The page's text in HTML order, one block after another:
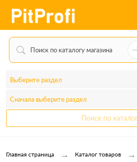
Выберите раздел
Сначала выберите раздел
Поиск по
Главная страница → Каталог товаров →